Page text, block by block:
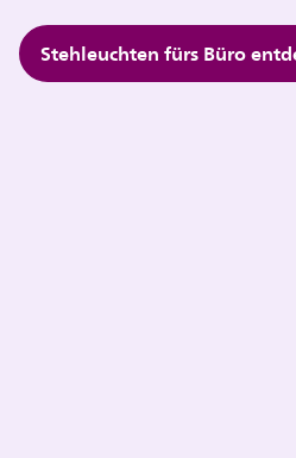
Stehleuchten fürs Büro